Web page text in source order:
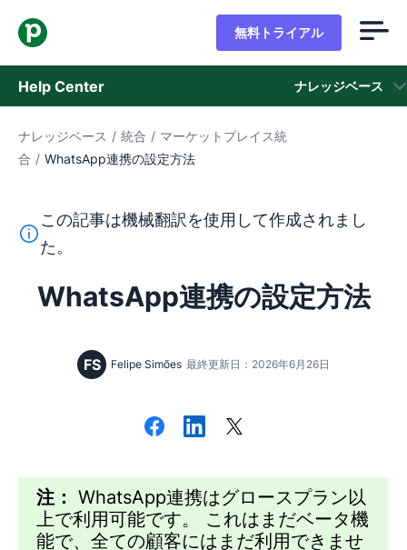
無料トライアル
Help Center ナレッジベース
ナレッジベース
サポートに問い合わせる
ナレッジベース / 統合 / マーケットプレイス統
合 / WhatsApp連携の設定方法
このテキストは機械翻訳ツールを使用して英語から翻訳
この記事は機械翻訳を使用して作成されまし
た。
WhatsApp連携の設定方法
FS Felipe Simões 最終更新日：2026年6月26日
注： WhatsApp連携はグロースプラン以
上で利用可能です。 これはまだベータ機
能で、全ての顧客にはまだ利用できませ